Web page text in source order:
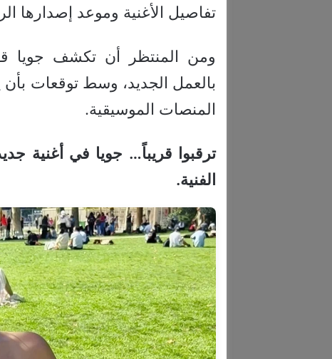
تفاصيل الأغنية وموعد إصدارها
ومن المنتظر أن تكشف جويا
بالعمل الجديد، وسط توقعات
المنصات الموسيقية.
ترقبوا قريباً… جويا في أغنية
الفنية.